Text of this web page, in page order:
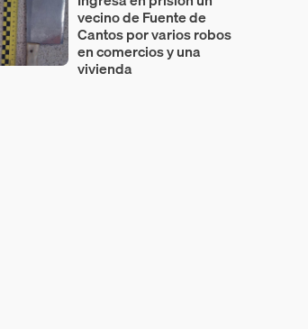
vecino de Fuente de
Cantos por varios robos
en comercios y una
vivienda